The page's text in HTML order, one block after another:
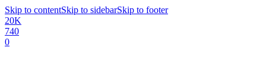
Skip to contentSkip to sidebarSkip to footer
20K
740
0